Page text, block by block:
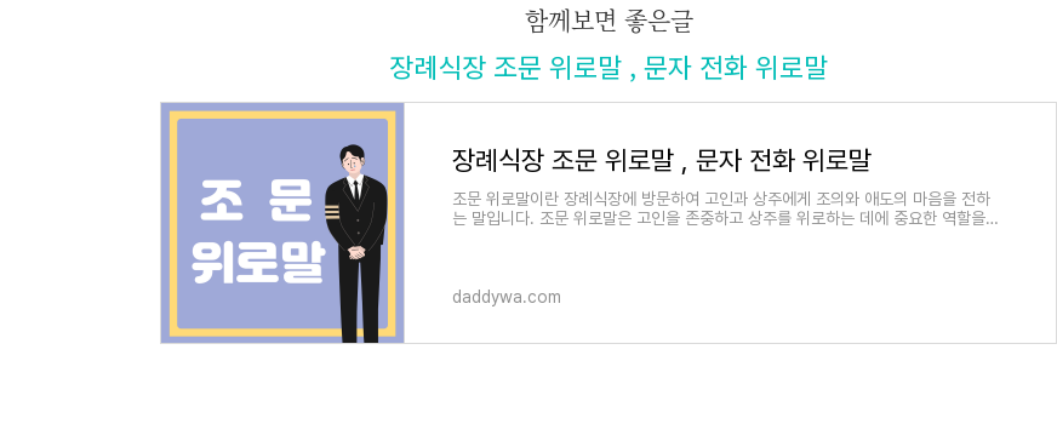
함께보면 좋은글
장례식장 조문 위로말 , 문자 전화 위로말
장례식장 조문 위로말 , 문자 전화 위로말
조문 위로말이란 장례식장에 방문하여 고인과 상주에게 조의와 애도의 마음을 전하
는 말입니다. 조문 위로말은 고인을 존중하고 상주를 위로하는 데에 중요한 역할을
daddywa.com